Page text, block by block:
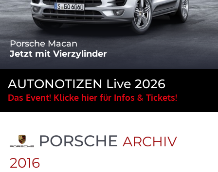
Porsche Macan
Jetzt mit Vierzylinder
AUTONOTIZEN Live 2026
Das Event! Klicke hier für Infos & Tickets!
PORSCHE ARCHIV
2016